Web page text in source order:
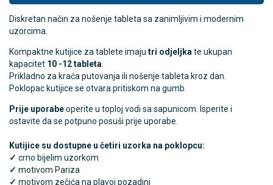
Diskretan način za nošenje tableta sa zanimljivim i modernim
uzorcima.
Kompaktne kutijice za tablete imaju tri odjeljkate ukupan
kapacitet 10 -12 tableta.
Prikladno za kraća putovanja ili nošenje tableta kroz dan.
Poklopac kutijice se otvara pritiskom na gumb.
Prije uporabeoperite u toploj vodi sa sapunicom. Isperite i
ostavite da se potpuno posuši prije uporabe.
Kutijice su dostupne u četiri uzorka na poklopcu:
✓ crno bijelim uzorkom
✓ motivom Pariza
✓ motivom zečića na plavoj pozadini